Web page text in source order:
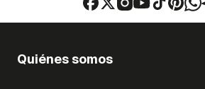
Quiénes somos